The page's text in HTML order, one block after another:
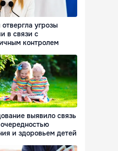
угрозы
в связи с
контролем
выявило связь
и здоровьем детей